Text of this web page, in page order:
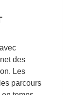
des
Les
parcours